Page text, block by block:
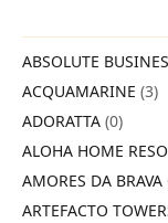
ABSOLUTE
ACQUAMARINE (3)
ADORATTA (0)
ALOHA HOME
AMORES DA
ARTEFACTO